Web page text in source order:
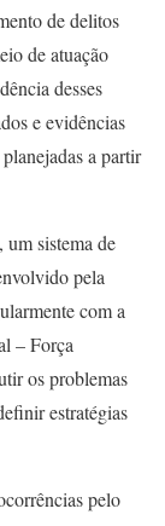
de delitos
de atuação
desses
e evidências
a partir
um sistema de
pela
com a
– Força
os problemas
estratégias
pelo